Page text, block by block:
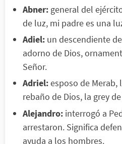
Abner: general del
de luz, mi padre es una
Adiel: un descendiente
adorno de Dios,
Señor.
Adriel:esposo de Merab,
rebaño de Dios, la grey
Alejandro: interrogó a
arrestaron. Significa
ayuda a los hombres.